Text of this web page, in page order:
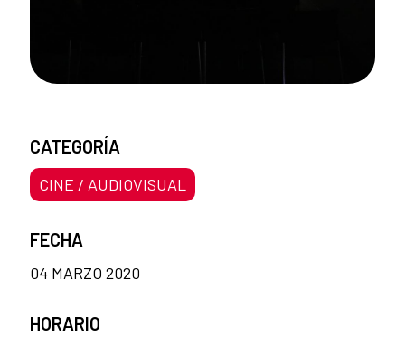
CATEGORÍA
CINE / AUDIOVISUAL
FECHA
04 MARZO 2020
HORARIO